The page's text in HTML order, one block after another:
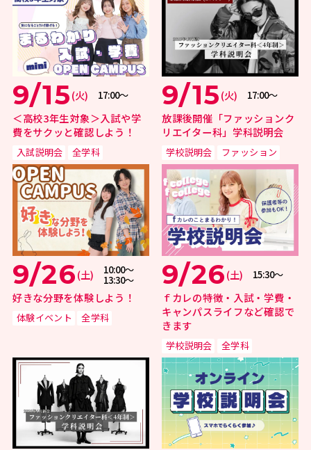
9/15(火) 17:00〜
＜高校3年生対象＞入試や学
費をサクッと確認しよう！
入試説明会 全学科
9/15(火) 17:00〜
放課後開催「ファッションク
リエイター科」学科説明会
学校説明会 ファッション
9/26(土) 10:00〜
13:30〜
好きな分野を体験しよう！
体験イベント 全学科
9/26(土) 15:30〜
ｆカレの特徴・入試・学費・
キャンパスライフなど確認で
きます
学校説明会 全学科